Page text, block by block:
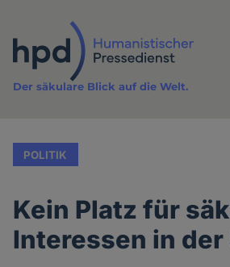
Inhalt
Der säkulare Blick auf die Welt.
POLITIK
Kein Platz für
Interessen in der